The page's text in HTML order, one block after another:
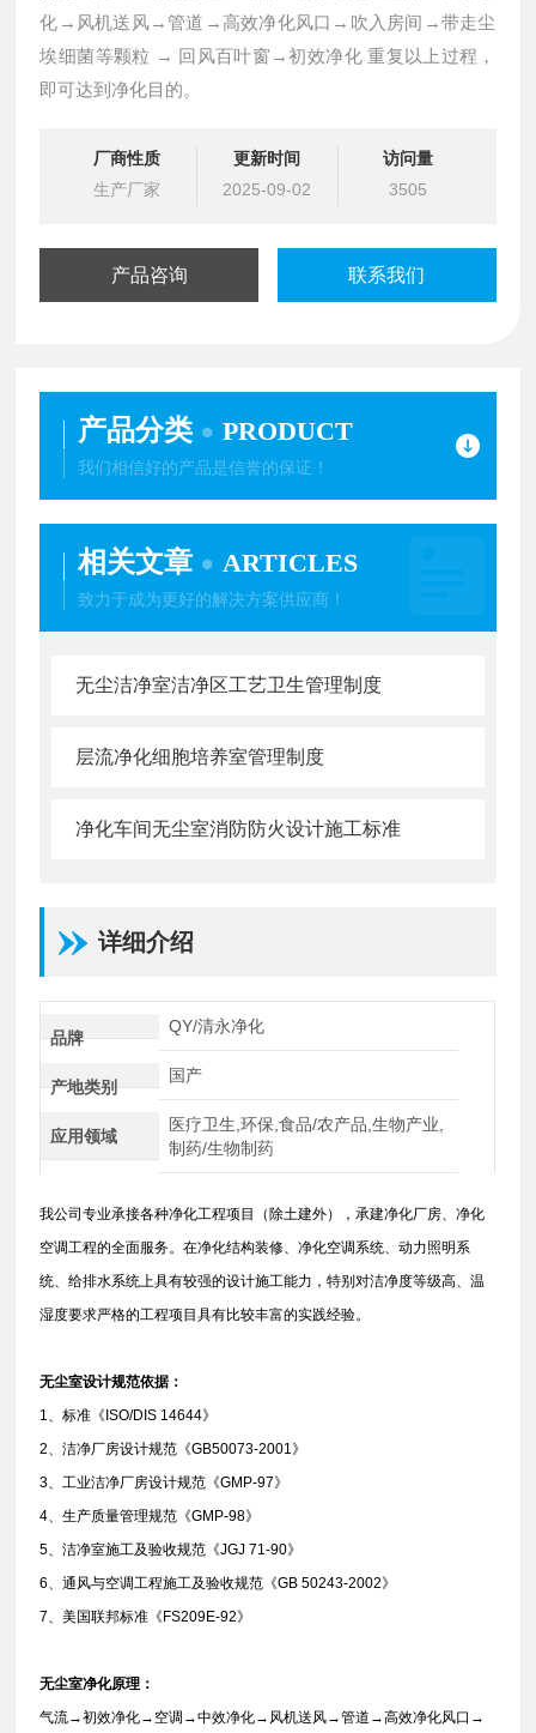
化→风机送风→管道→高效净化风口→吹入房间→带走尘
埃细菌等颗粒 → 回风百叶窗→初效净化 重复以上过程，
即可达到净化目的。
厂商性质
生产厂家
更新时间
2025-09-02
访问量
3505
产品咨询 联系我们
产品分类 PRODUCT
我们相信好的产品是信誉的保证！
相关文章 ARTICLES
致力于成为更好的解决方案供应商！
无尘洁净室洁净区工艺卫生管理制度
层流净化细胞培养室管理制度
净化车间无尘室消防防火设计施工标准
详细介绍
品牌
QY/清永净化
产地类别
国产
应用领域
医疗卫生,环保,食品/农产品,生物产业,
制药/生物制药
我公司专业承接各种净化工程项目（除土建外），承建净化厂房、净化
空调工程的全面服务。在净化结构装修、净化空调系统、动力照明系
统、给排水系统上具有较强的设计施工能力，特别对洁净度等级高、温
湿度要求严格的工程项目具有比较丰富的实践经验。
无尘室设计规范依据：
1、标准《ISO/DIS 14644》
2、洁净厂房设计规范《GB50073-2001》
3、工业洁净厂房设计规范《GMP-97》
4、生产质量管理规范《GMP-98》
5、洁净室施工及验收规范《JGJ 71-90》
6、通风与空调工程施工及验收规范《GB 50243-2002》
7、美国联邦标准《FS209E-92》
无尘室净化原理：
气流→初效净化→空调→中效净化→风机送风→管道→高效净化风口→